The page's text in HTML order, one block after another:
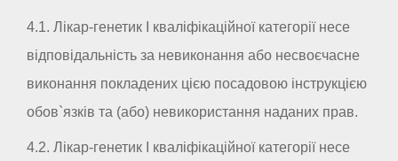
4.1. Лікар-генетик I кваліфікаційної категорії несе
відповідальність за невиконання або несвоєчасне
виконання покладених цією посадовою інструкцією
обов`язків та (або) невикористання наданих прав.
4.2. Лікар-генетик I кваліфікаційної категорії несе